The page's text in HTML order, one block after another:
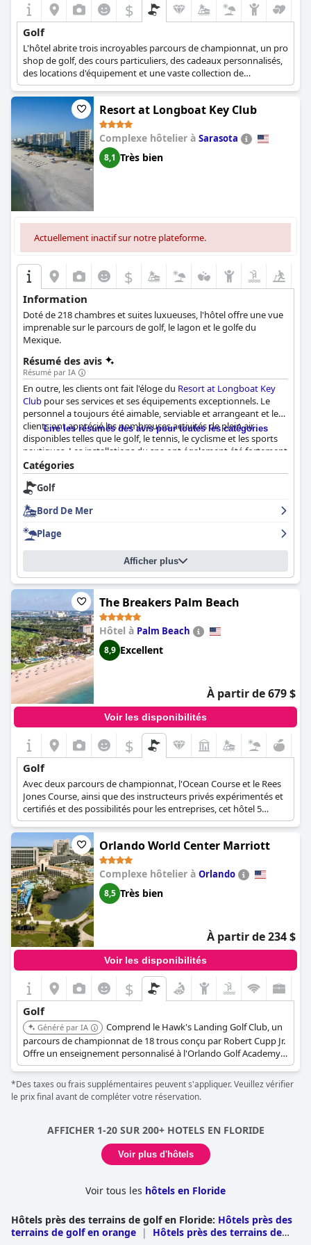
$
Golf
L'hôtel abrite trois incroyables parcours de championnat, un pro
shop de golf, des cours particuliers, des cadeaux personnalisés,
des locations d'équipement et une vaste collection de
vêtements et d'accessoires de golf.
Resort at Longboat Key Club
Complexe hôtelier à Sarasota
8,1 Très bien
Actuellement inactif sur notre plateforme.
$
Information
Doté de 218 chambres et suites luxueuses, l'hôtel offre une vue
imprenable sur le parcours de golf, le lagon et le golfe du
Mexique.
Résumé des avis
Résumé par IA
En outre, les clients ont fait l'éloge du Resort at Longboat Key
Club pour ses services et ses équipements exceptionnels. Le
personnel a toujours été aimable, serviable et arrangeant et les
clients ont apprécié les nombreuses activités de plein air
disponibles telles que le golf, le tennis, le cyclisme et les sports
nautiques. Les installations du spa ont également été fortement
recommandées, de nombreux clients déclarant que les
massages et les traitements étaient excellents. De plus, la
piscine a toujours été mentionnée comme un équipement
plage. Les clients ont également apprécié les restaurants de
l'hôtel, qui proposent des plats délicieux et un service
impeccable. Enfin, les chambres et les suites ont été décrites
comme étant spacieuses, propres et confortables, et de
nombreux clients ont noté les magnifiques vues sur l'océan et la
plage depuis leur balcon. Dans l'ensemble, leResort at Longboat
Key Cluba offert à ses clients des vacances inoubliables,
luxueuses et relaxantes.
Lire les résumés des avis pour toutes les catégories
Catégories
Golf
Bord De Mer
Plage
Afficher plus
The Breakers Palm Beach
Hôtel à Palm Beach
8,9 Excellent
À partir de 679 $
Voir les disponibilités
$
Golf
Avec deux parcours de championnat, l'Ocean Course et le Rees
Jones Course, ainsi que des instructeurs privés expérimentés et
certifiés et des possibilités pour les entreprises, cet hôtel 5
étoiles est une destination de choix pour les golfeurs
passionnés et les vacanciers qui aiment jouer au golf.
Orlando World Center Marriott
Complexe hôtelier à Orlando
8,5 Très bien
À partir de 234 $
Voir les disponibilités
$
Golf
Généré par IA
Comprend le Hawk's Landing Golf Club, un
parcours de championnat de 18 trous conçu par Robert Cupp Jr.
Offre un enseignement personnalisé à l'Orlando Golf Academy.
Le complexe comprend un parc aquatique, plusieurs piscines et
diverses options de restauration.
*Des taxes ou frais supplémentaires peuvent s'appliquer. Veuillez vérifier
le prix final avant de compléter votre réservation.
AFFICHER 1-20 SUR 200+ HOTELS EN FLORIDE
Voir plus d'hôtels
Voir tous les hôtels en Floride
Hôtels près des terrains de golf en Floride: Hôtels près des
terrains de golf en orange |
Hôtels près des terrains de